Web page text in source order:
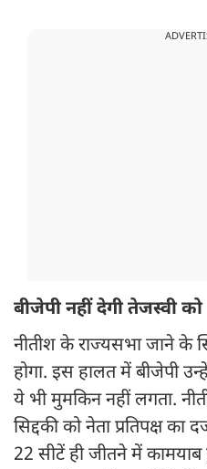
बीजेपी नहीं देगी तेजस्वी
नीतीश के राज्यसभा जाने के
होगा. इस हालत में बीजेपी
ये भी मुमकिन नहीं लगता.
सिद्दकी को नेता प्रतिपक्ष का
22 सीटें ही जीतने में